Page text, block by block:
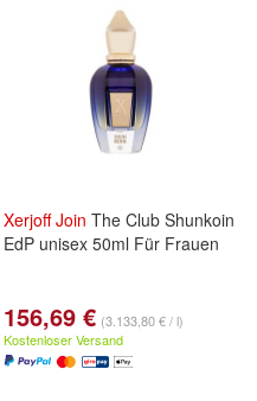
Xerjoff Join The Club Shunkoin
EdP unisex 50ml Für Frauen
156,69 € (3.133,80 € / l)
Kostenloser Versand